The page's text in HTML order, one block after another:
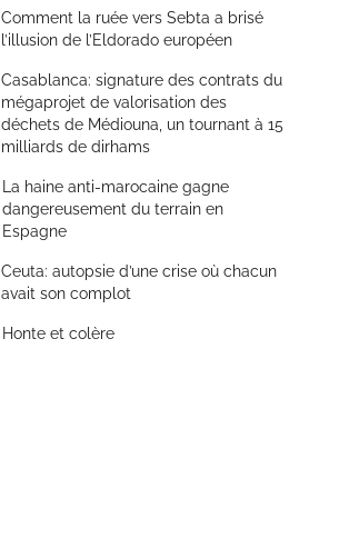
Comment la ruée vers Sebta a brisé
l’illusion de l’Eldorado européen
Casablanca: signature des contrats du
mégaprojet de valorisation des
déchets de Médiouna, un tournant à 15
milliards de dirhams
La haine anti-marocaine gagne
dangereusement du terrain en
Espagne
Ceuta: autopsie d’une crise où chacun
avait son complot
Honte et colère